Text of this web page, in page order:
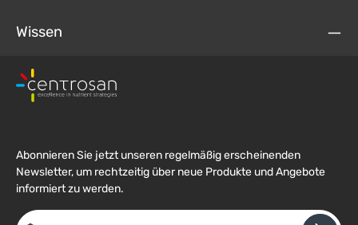
Wissen
Abonnieren Sie jetzt unseren regelmäßig erscheinenden
Newsletter, um rechtzeitig über neue Produkte und Angebote
informiert zu werden.
E-Mail-Adresse*